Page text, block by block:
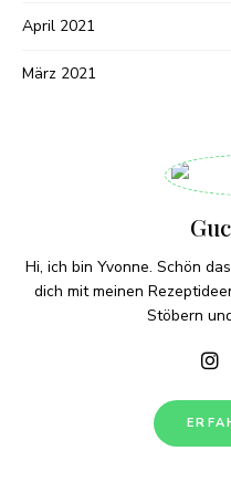
April 2021
März 2021
Hi, ich bin Yvonne. Schön
dich mit meinen
Stöbern